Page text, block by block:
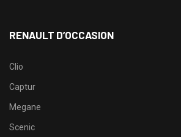
RENAULT D’OCCASION
Clio
Captur
Megane
Scenic